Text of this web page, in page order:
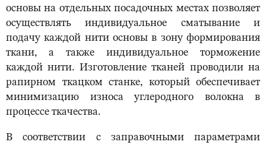
основы на отдельных посадочных местах позволяет
осуществлять индивидуальное сматывание и
подачу каждой нити основы в зону формирования
ткани, а также индивидуальное торможение
каждой нити. Изготовление тканей проводили на
рапирном ткацком станке, который обеспечивает
минимизацию износа углеродного волокна в
процессе ткачества.
В соответствии с заправочными параметрами